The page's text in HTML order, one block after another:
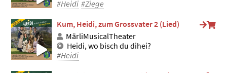
#Heidi #Ziege
Kum, Heidi, zum Grossvater 2 (Lied)
MärliMusicalTheater
Heidi, wo bisch du dihei?
#Heidi